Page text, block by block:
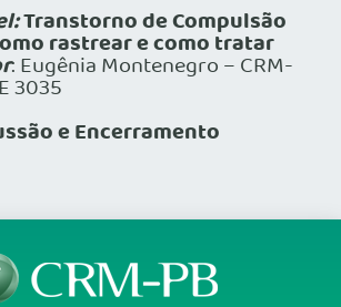
Transtorno de Compulsão
rastrear e como tratar
: Eugênia Montenegro – CRM-
3035
e Encerramento